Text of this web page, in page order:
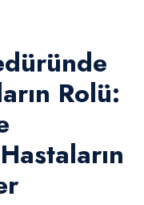
Rolü: